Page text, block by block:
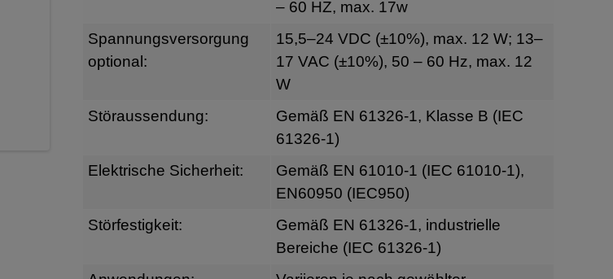
– 60 HZ, max. 17w
Spannungsversorgung
optional:
15,5–24 VDC (±10%), max. 12 W; 13–
17 VAC (±10%), 50 – 60 Hz, max. 12
W
Störaussendung:
Gemäß EN 61326-1, Klasse B (IEC
61326-1)
Elektrische Sicherheit:
Gemäß EN 61010-1 (IEC 61010-1),
EN60950 (IEC950)
Störfestigkeit:
Gemäß EN 61326-1, industrielle
Bereiche (IEC 61326-1)